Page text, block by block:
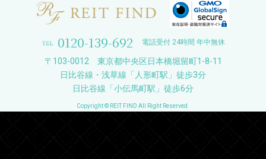
0120-139-692 電話受付 24時間 年中無休
〒103-0012 東京都中央区日本橋堀留町1-8-11
日比谷線・浅草線「人形町駅」徒歩3分
日比谷線「小伝馬町駅」徒歩6分
Copyright © REIT FIND All Right Reserved.